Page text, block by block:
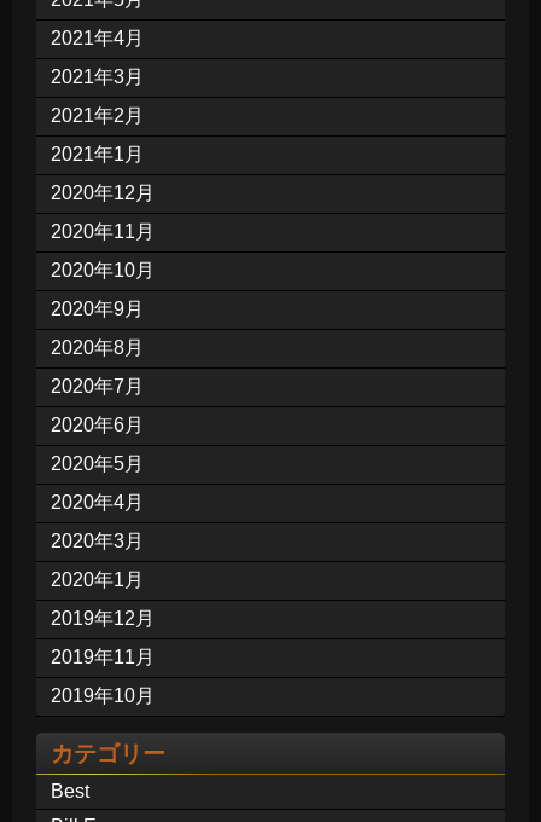
2021年4月
2021年3月
2021年2月
2021年1月
2020年12月
2020年11月
2020年10月
2020年9月
2020年8月
2020年7月
2020年6月
2020年5月
2020年4月
2020年3月
2020年1月
2019年12月
2019年11月
2019年10月
カテゴリー
Best